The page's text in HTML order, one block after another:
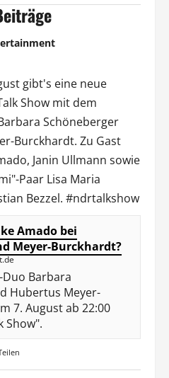
gibt's eine neue
Showmit dem
Schöneberger
Burckhardt. Zu Gast
, Janin Ullmann sowie
Paar Lisa Maria
Bezzel. #ndrtalkshow
Amado bei
Meyer-Burckhardt?
Barbara
Hubertus Meyer-
7. August ab 22:00
Show".